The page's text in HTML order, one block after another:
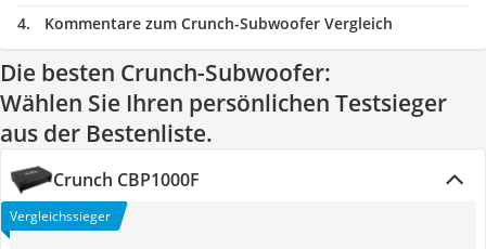
Kommentare zum Crunch-Subwoofer Vergleich
Die besten Crunch-Subwoofer:
Wählen Sie Ihren persönlichen Testsieger
aus der Bestenliste.
Crunch CBP1000F
Vergleichssieger